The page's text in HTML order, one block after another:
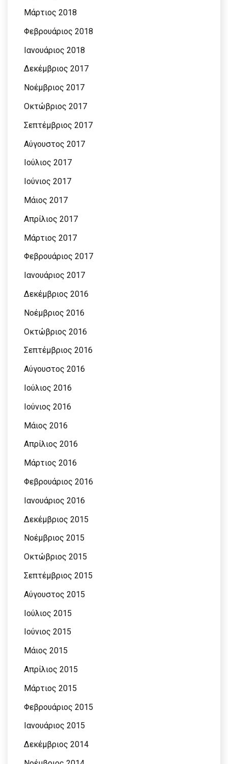
Μάρτιος 2018
Φεβρουάριος 2018
Ιανουάριος 2018
Δεκέμβριος 2017
Νοέμβριος 2017
Οκτώβριος 2017
Σεπτέμβριος 2017
Αύγουστος 2017
Ιούλιος 2017
Ιούνιος 2017
Μάιος 2017
Απρίλιος 2017
Μάρτιος 2017
Φεβρουάριος 2017
Ιανουάριος 2017
Δεκέμβριος 2016
Νοέμβριος 2016
Οκτώβριος 2016
Σεπτέμβριος 2016
Αύγουστος 2016
Ιούλιος 2016
Ιούνιος 2016
Μάιος 2016
Απρίλιος 2016
Μάρτιος 2016
Φεβρουάριος 2016
Ιανουάριος 2016
Δεκέμβριος 2015
Νοέμβριος 2015
Οκτώβριος 2015
Σεπτέμβριος 2015
Αύγουστος 2015
Ιούλιος 2015
Ιούνιος 2015
Μάιος 2015
Απρίλιος 2015
Μάρτιος 2015
Φεβρουάριος 2015
Ιανουάριος 2015
Δεκέμβριος 2014